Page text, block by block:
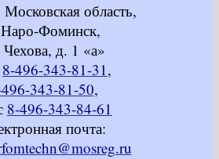
область,
Фоминск,
Чехова, д. 1 «а»
8-496-343-81-31,
343-81-50,
8-496-343-84-61
почта: